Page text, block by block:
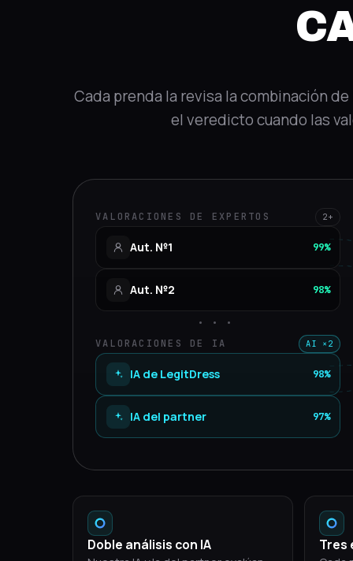
Cada prenda la revisa la combinación
el veredicto cuando las
VALORACIONES DE EXPERTOS 2+
Aut. №1 99%
Aut. №2 98%
···
VALORACIONES DE IA AI ×2
IA de LegitDress 98%
IA del partner 97%
Doble análisis con IA Tres